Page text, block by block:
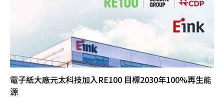
電子紙大廠元太科技加入RE100 目標2030年100%再生能
源